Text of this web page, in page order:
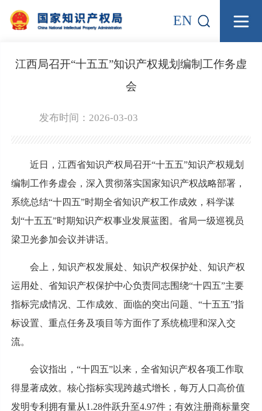
EN
江西局召开“十五五”知识产权规划编制工作务虚
会
发布时间：2026-03-03
近日，江西省知识产权局召开“十五五”知识产权规划
编制工作务虚会，深入贯彻落实国家知识产权战略部署，
系统总结“十四五”时期全省知识产权工作成效，科学谋
划“十五五”时期知识产权事业发展蓝图。省局一级巡视员
梁卫光参加会议并讲话。
会上，知识产权发展处、知识产权保护处、知识产权
运用处、省知识产权保护中心负责同志围绕“十四五”主要
指标完成情况、工作成效、面临的突出问题、“十五五”指
标设置、重点任务及项目等方面作了系统梳理和深入交
流。
会议指出，“十四五”以来，全省知识产权各项工作取
得显著成效。核心指标实现跨越式增长，每万人口高价值
发明专利拥有量从1.28件跃升至4.97件；有效注册商标量突